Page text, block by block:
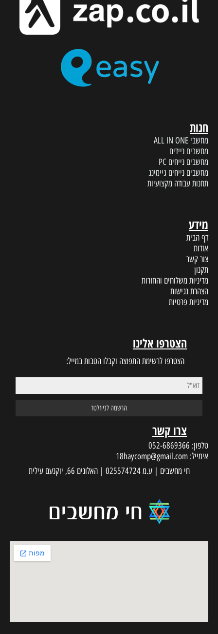
חנות
מחשבי ALL IN ONE
מחשבים ניידים
מחשבים נייחים PC
מחשבים נייחים גיימינג
תחנות עבודה מקצועיות
מידע
דף הבית
אודות
צור קשר
תקנון
מדיניות משלוחים והחזרות
הצהרת נגישות
מדיניות פרטיות
הצטרפו אלינו
הצטרפו לרשימת התפוצה וקבלו הטבות במייל:
צרו קשר
טלפון: 052-6869366
אימייל: 18haycomp@gmail.com
חי מחשבים | ע.מ 025574724 | האלונים 66, יוקנעם עילית